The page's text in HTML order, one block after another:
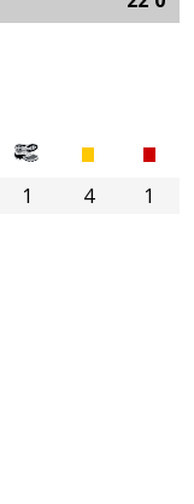
1 4 1